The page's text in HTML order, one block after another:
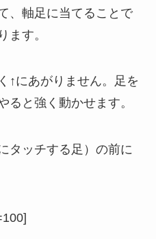
、軸足に当てることで
ます。
↑にあがりません。足を
ると強く動かせます。
タッチする足）の前に